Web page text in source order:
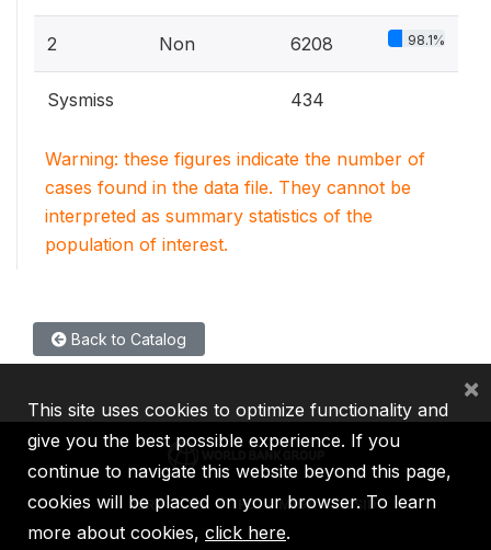
2 Non 6208 98.1%
Sysmiss 434
Warning: these figures indicate the number of
cases found in the data file. They cannot be
interpreted as summary statistics of the
population of interest.
Back to Catalog
IBRD IDA IFC MIGA ICSID
This site uses cookies to optimize functionality and
give you the best possible experience. If you
continue to navigate this website beyond this page,
cookies will be placed on your browser. To learn
more about cookies, click here.
×